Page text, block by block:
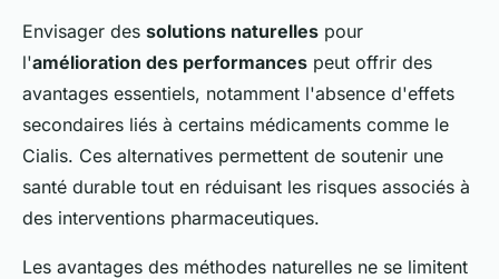
Envisager des solutions naturelles pour
l'amélioration des performances peut offrir des
avantages essentiels, notamment l'absence d'effets
secondaires liés à certains médicaments comme le
Cialis. Ces alternatives permettent de soutenir une
santé durable tout en réduisant les risques associés à
des interventions pharmaceutiques.
Les avantages des méthodes naturelles ne se limitent